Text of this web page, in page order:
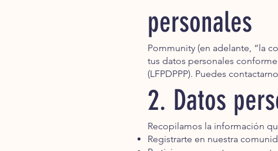
personales
Pommunity (en adelante, “la
tus datos personales
(LFPDPPP). Puedes
2. Datos
Recopilamos la información
Registrarte en nuestra